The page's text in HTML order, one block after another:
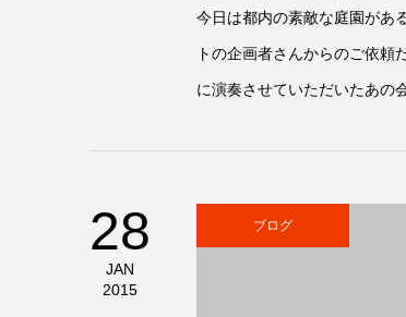
今日は都内の素敵な庭園があ
トの企画者さんからのご依
に演奏させていただいたあの
28
JAN
2015
ブログ